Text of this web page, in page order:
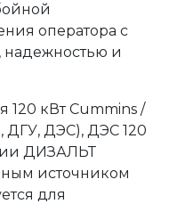
оператора с
надежностью и
120 кВт Cummins /
ДГУ, ДЭС), ДЭС 120
ДИЗАЛЬТ
источником
для